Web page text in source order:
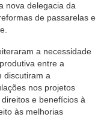
nova delegacia da
de passarelas e
a necessidade
entre a
discutiram a
nos projetos
e benefícios à
às melhorias